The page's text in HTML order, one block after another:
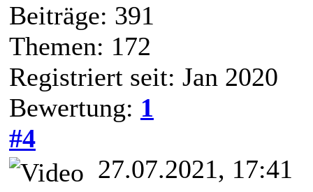
Beiträge: 391
Themen: 172
Registriert seit: Jan 2020
Bewertung: 1
#4
27.07.2021, 17:41